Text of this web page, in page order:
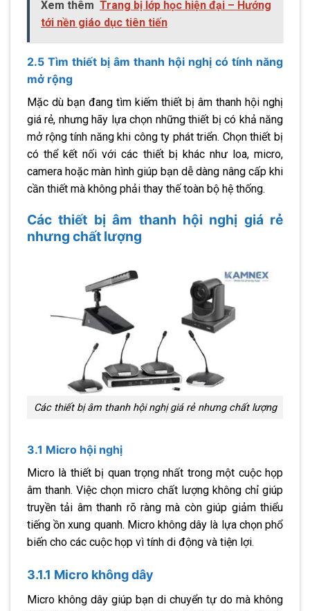
Xem thêm Trang bị lớp học hiện đại – Hướng
tới nền giáo dục tiên tiến
2.5 Tìm thiết bị âm thanh hội nghị có tính năng
mở rộng
Mặc dù bạn đang tìm kiếm thiết bị âm thanh hội nghị
giá rẻ, nhưng hãy lựa chọn những thiết bị có khả năng
mở rộng tính năng khi công ty phát triển. Chọn thiết bị
có thể kết nối với các thiết bị khác như loa, micro,
camera hoặc màn hình giúp bạn dễ dàng nâng cấp khi
cần thiết mà không phải thay thế toàn bộ hệ thống.
Các thiết bị âm thanh hội nghị giá rẻ
nhưng chất lượng
Các thiết bị âm thanh hội nghị giá rẻ nhưng chất lượng
3.1 Micro hội nghị
Micro là thiết bị quan trọng nhất trong một cuộc họp
âm thanh. Việc chọn micro chất lượng không chỉ giúp
truyền tải âm thanh rõ ràng mà còn giúp giảm thiểu
tiếng ồn xung quanh. Micro không dây là lựa chọn phổ
biến cho các cuộc họp vì tính di động và tiện lợi.
3.1.1 Micro không dây
Micro không dây giúp bạn di chuyển tự do mà không